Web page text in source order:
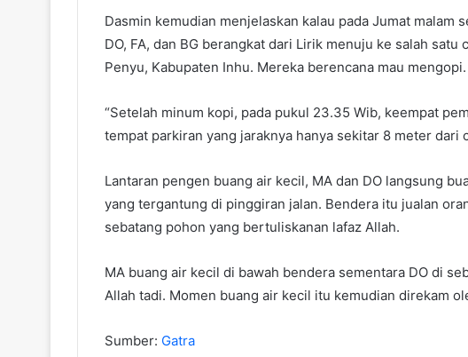
Dasmin kemudian menjelaskan kalau pada Jumat malam
DO, FA, dan BG berangkat dari Lirik menuju ke salah
Penyu, Kabupaten Inhu. Mereka berencana mau mengopi.
“Setelah minum kopi, pada pukul 23.35 Wib, keempat
tempat parkiran yang jaraknya hanya sekitar 8 meter dari
Lantaran pengen buang air kecil, MA dan DO langsung
yang tergantung di pinggiran jalan. Bendera itu jualan
sebatang pohon yang bertuliskanan lafaz Allah.
MA buang air kecil di bawah bendera sementara DO di
Allah tadi. Momen buang air kecil itu kemudian direkam
Sumber: Gatra